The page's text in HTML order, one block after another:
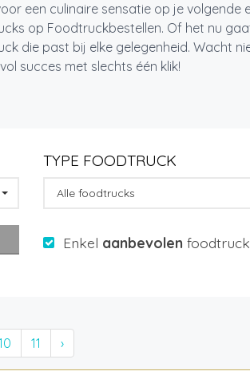
een culinaire sensatie op je
op Foodtruckbestellen. Of het nu
die past bij elke gelegenheid. Wacht
succes met slechts één klik!
TYPE FOODTRUCK
Alle foodtrucks
Enkel aanbevolen
11 ›